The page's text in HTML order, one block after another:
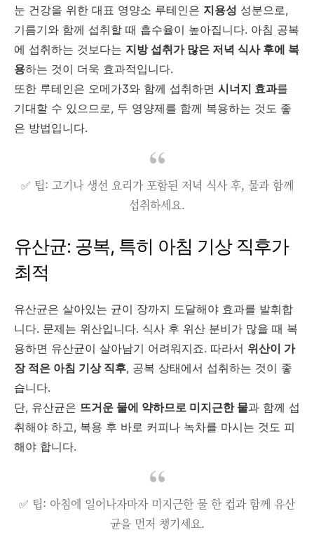
눈 건강을 위한 대표 영양소 루테인은 지용성 성분으로,
기름기와 함께 섭취할 때 흡수율이 높아집니다. 아침 공복
에 섭취하는 것보다는 지방 섭취가 많은 저녁 식사 후에 복
용하는 것이 더욱 효과적입니다.
또한 루테인은 오메가3와 함께 섭취하면 시너지 효과를
기대할 수 있으므로, 두 영양제를 함께 복용하는 것도 좋
은 방법입니다.
✅ 팁: 고기나 생선 요리가 포함된 저녁 식사 후, 물과 함께
섭취하세요.
유산균: 공복, 특히 아침 기상 직후가
최적
유산균은 살아있는 균이 장까지 도달해야 효과를 발휘합
니다. 문제는 위산입니다. 식사 후 위산 분비가 많을 때 복
용하면 유산균이 살아남기 어려워지죠. 따라서 위산이 가
장 적은 아침 기상 직후, 공복 상태에서 섭취하는 것이 좋
습니다.
단, 유산균은 뜨거운 물에 약하므로 미지근한 물과 함께 섭
취해야 하고, 복용 후 바로 커피나 녹차를 마시는 것도 피
해야 합니다.
✅ 팁: 아침에 일어나자마자 미지근한 물 한 컵과 함께 유산
균을 먼저 챙기세요.